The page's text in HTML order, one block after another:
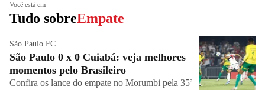
Você está em
Tudo sobreEmpate
São Paulo FC
São Paulo 0 x 0 Cuiabá: veja melhores
momentos pelo Brasileiro
Confira os lance do empate no Morumbi pela 35ª